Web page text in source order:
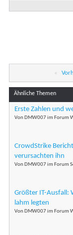
«
Ähnliche Themen
Erste Zahlen und
Von DMW007 im Forum
CrowdStrike
verursachten ihn
Von DMW007 im Forum
Größter IT-Ausfall:
lahm legten
Von DMW007 im Forum